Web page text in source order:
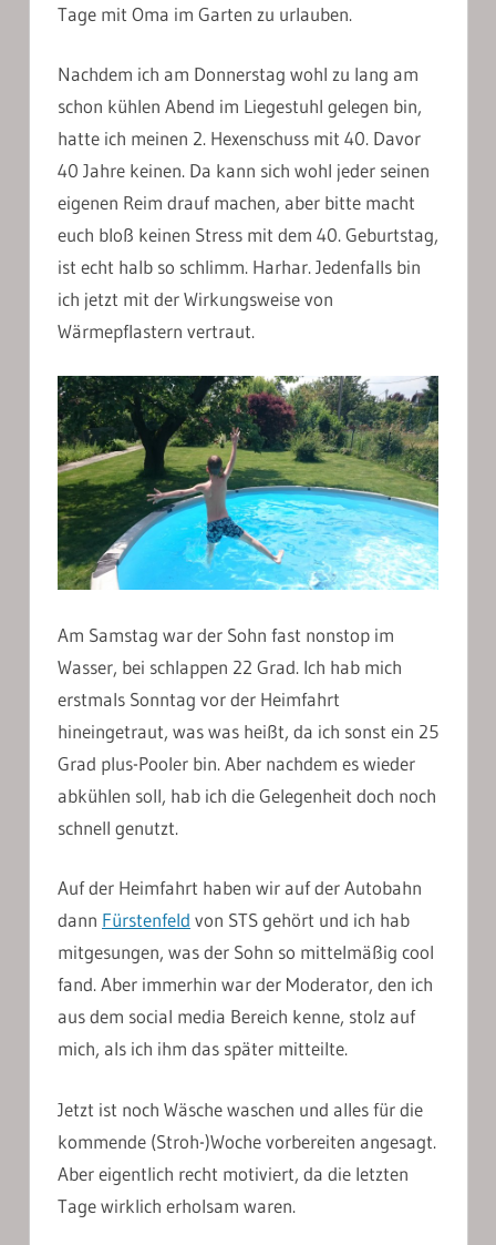
Tage mit Oma im Garten zu urlauben.
Nachdem ich am Donnerstag wohl zu lang am
schon kühlen Abend im Liegestuhl gelegen bin,
hatte ich meinen 2. Hexenschuss mit 40. Davor
40 Jahre keinen. Da kann sich wohl jeder seinen
eigenen Reim drauf machen, aber bitte macht
euch bloß keinen Stress mit dem 40. Geburtstag,
ist echt halb so schlimm. Harhar. Jedenfalls bin
ich jetzt mit der Wirkungsweise von
Wärmepflastern vertraut.
Am Samstag war der Sohn fast nonstop im
Wasser, bei schlappen 22 Grad. Ich hab mich
erstmals Sonntag vor der Heimfahrt
hineingetraut, was was heißt, da ich sonst ein 25
Grad plus-Pooler bin. Aber nachdem es wieder
abkühlen soll, hab ich die Gelegenheit doch noch
schnell genutzt.
Auf der Heimfahrt haben wir auf der Autobahn
dann Fürstenfeld von STS gehört und ich hab
mitgesungen, was der Sohn so mittelmäßig cool
fand. Aber immerhin war der Moderator, den ich
aus dem social media Bereich kenne, stolz auf
mich, als ich ihm das später mitteilte.
Jetzt ist noch Wäsche waschen und alles für die
kommende (Stroh-)Woche vorbereiten angesagt.
Aber eigentlich recht motiviert, da die letzten
Tage wirklich erholsam waren.